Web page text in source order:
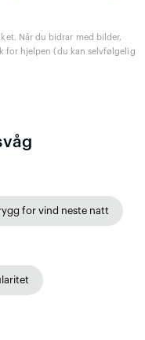
Når du bidrar med bilder,
for hjelpen (du kan selvfølgelig
for vind neste natt